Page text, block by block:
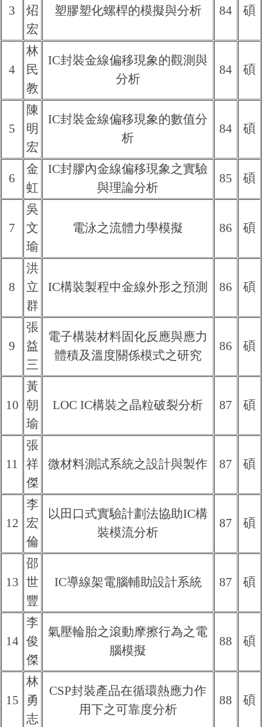
3
炤
宏
塑膠塑化螺桿的模擬與分析 84 碩
4
林
民
教
IC封裝金線偏移現象的觀測與
分析
84 碩
5
陳
明
宏
IC封裝金線偏移現象的數值分
析
84 碩
6
金
虹
IC封膠內金線偏移現象之實驗
與理論分析
85 碩
7
吳
文
瑜
電泳之流體力學模擬 86 碩
8
洪
立
群
IC構裝製程中金線外形之預測 86 碩
9
張
益
三
電子構裝材料固化反應與應力
體積及溫度關係模式之研究
86 碩
10
黃
朝
瑜
LOC IC構裝之晶粒破裂分析 87 碩
11
張
祥
傑
微材料測試系統之設計與製作 87 碩
12
李
宏
倫
以田口式實驗計劃法協助IC構
裝模流分析
87 碩
13
邵
世
豐
IC導線架電腦輔助設計系統 87 碩
14
李
俊
傑
氣壓輪胎之滾動摩擦行為之電
腦模擬
88 碩
15
林
勇
志
CSP封裝產品在循環熱應力作
用下之可靠度分析
88 碩